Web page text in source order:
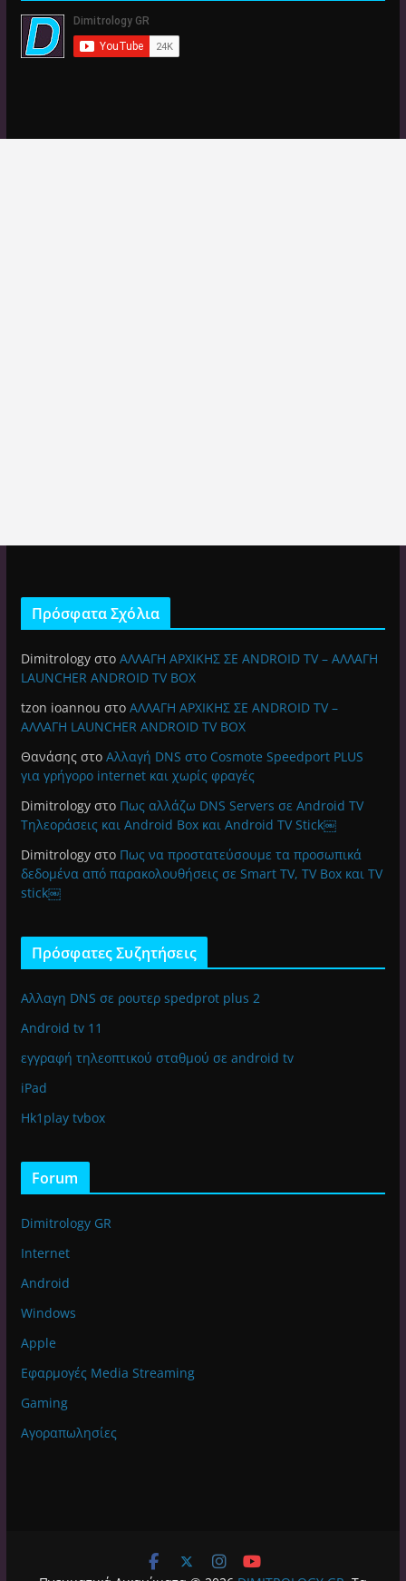
Πρόσφατα Σχόλια
Dimitrologyστο ΑΛΛΑΓΗ ΑΡΧΙΚΗΣ ΣΕ ANDROID TV – ΑΛΛΑΓΗ
LAUNCHER ANDROID TV BOX
tzon ioannou στο ΑΛΛΑΓΗ ΑΡΧΙΚΗΣ ΣΕ ANDROID TV –
ΑΛΛΑΓΗ LAUNCHER ANDROID TV BOX
Θανάσηςστο Αλλαγή DNS στο Cosmote Speedport PLUS
για γρήγορο internet και χωρίς φραγές
Dimitrologyστο Πως αλλάζω DNS Servers σε Android TV
Τηλεοράσεις και Android Box και Android TV Stick￼
Dimitrologyστο Πως να προστατεύσουμε τα προσωπικά
δεδομένα από παρακολουθήσεις σε Smart TV, TV Box και TV
stick￼
Πρόσφατες Συζητήσεις
Αλλαγη DNS σε ρουτερ spedprot plus 2
Android tv 11
εγγραφή τηλεοπτικού σταθμού σε android tv
iPad
Hk1play tvbox
Forum
Dimitrology GR
Internet
Android
Windows
Apple
Εφαρμογές Media Streaming
Gaming
Αγοραπωλησίες